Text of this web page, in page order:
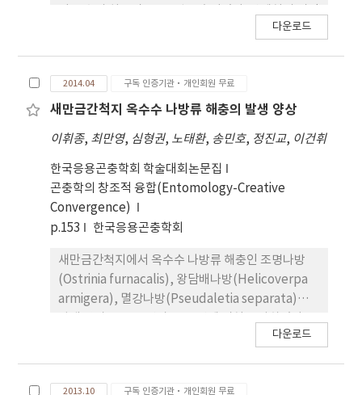
은 유충 발생시점인 6월 5일과 유충 최고밀도 시점인
phenthoate를 단제와 혼합제로 사용하 였으며, 각
시점의 방제가는 약제 처리 3일 후 구당 20주씩 3반복
평균하였다. 6월 5일 처리한 구에서는 처리 3일 후인
6월 9일 무처리 대비 26%의 방제가를 보였으며, 2차
처리 후 66%의 방제가를 보였다. 6월 12일 처리한 구
에서는 처리 3일 후인 6월 15일에 무처리 대비 54%
의 방제가를 보였으며 2차 처리 후에는 48%의 방제
는 6월 9일 처리했을 때 방제가가 6월 16일 처리 했을
때보다 10%정도 더 높았지만 6월 중순 이후에는 큰
차이가 없었다. 후기로 갈수록 방제가 격차는 줄어들
었지만 조명나방 발생초기 옥수수 피해를 생각해 보
았을 때 유충 발 생시점인 6월 5일 약제처리가 옥수수
다운로드
2014.04 구독 인증기관·개인회원 무료
새만금간척지 옥수수 나방류 해충의 발생 양상
이휘종, 최만영, 심형권, 노태환, 송민호, 정진교, 이건휘
한국응용곤충학회 학술대회논문집
곤충학의 창조적 융합(Entomology-Creative
Convergence)
p.153
한국응용곤충학회
새만금간척지에서 옥수수 나방류 해충인 조명나방
(Ostrinia furnacalis), 왕담배나방(Helicoverpa
armigera), 멸강나방(Pseudaletia separata)의
2012년 조명나방 1차 성충은 5월 하순 11.11마리로
다운로드
2013.10 구독 인증기관·개인회원 무료